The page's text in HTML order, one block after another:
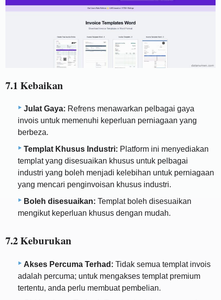
7.1 Kebaikan
Julat Gaya: Refrens menawarkan pelbagai gaya
invois untuk memenuhi keperluan perniagaan yang
berbeza.
Templat Khusus Industri: Platform ini menyediakan
templat yang disesuaikan khusus untuk pelbagai
industri yang boleh menjadi kelebihan untuk perniagaan
yang mencari penginvoisan khusus industri.
Boleh disesuaikan: Templat boleh disesuaikan
mengikut keperluan khusus dengan mudah.
7.2 Keburukan
Akses Percuma Terhad: Tidak semua templat invois
adalah percuma; untuk mengakses templat premium
tertentu, anda perlu membuat pembelian.